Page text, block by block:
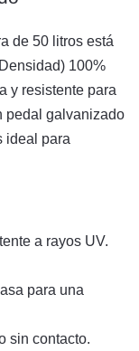
de 50 litros está
100%
y resistente para
pedal galvanizado
ideal para
a rayos UV.
para una
sin contacto.